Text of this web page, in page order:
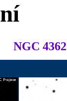
NGC 4362